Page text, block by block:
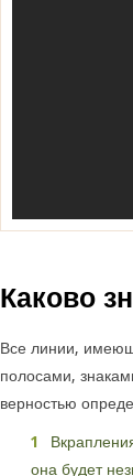
Каково
Все линии,
полосами,
верностью
она будет